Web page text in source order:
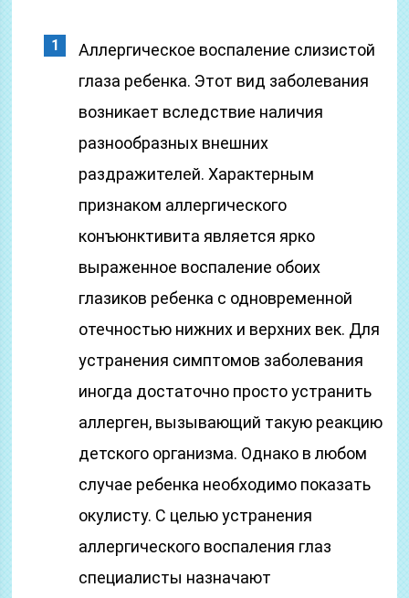
Аллергическое воспаление слизистой
глаза ребенка. Этот вид заболевания
возникает вследствие наличия
разнообразных внешних
раздражителей. Характерным
признаком аллергического
конъюнктивита является ярко
выраженное воспаление обоих
глазиков ребенка с одновременной
отечностью нижних и верхних век. Для
устранения симптомов заболевания
иногда достаточно просто устранить
аллерген, вызывающий такую реакцию
детского организма. Однако в любом
случае ребенка необходимо показать
окулисту. С целью устранения
аллергического воспаления глаз
специалисты назначают